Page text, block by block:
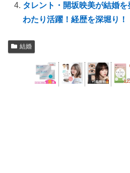
タレント・開坂映美が結婚
わたり活躍！経歴を深堀り！
結婚